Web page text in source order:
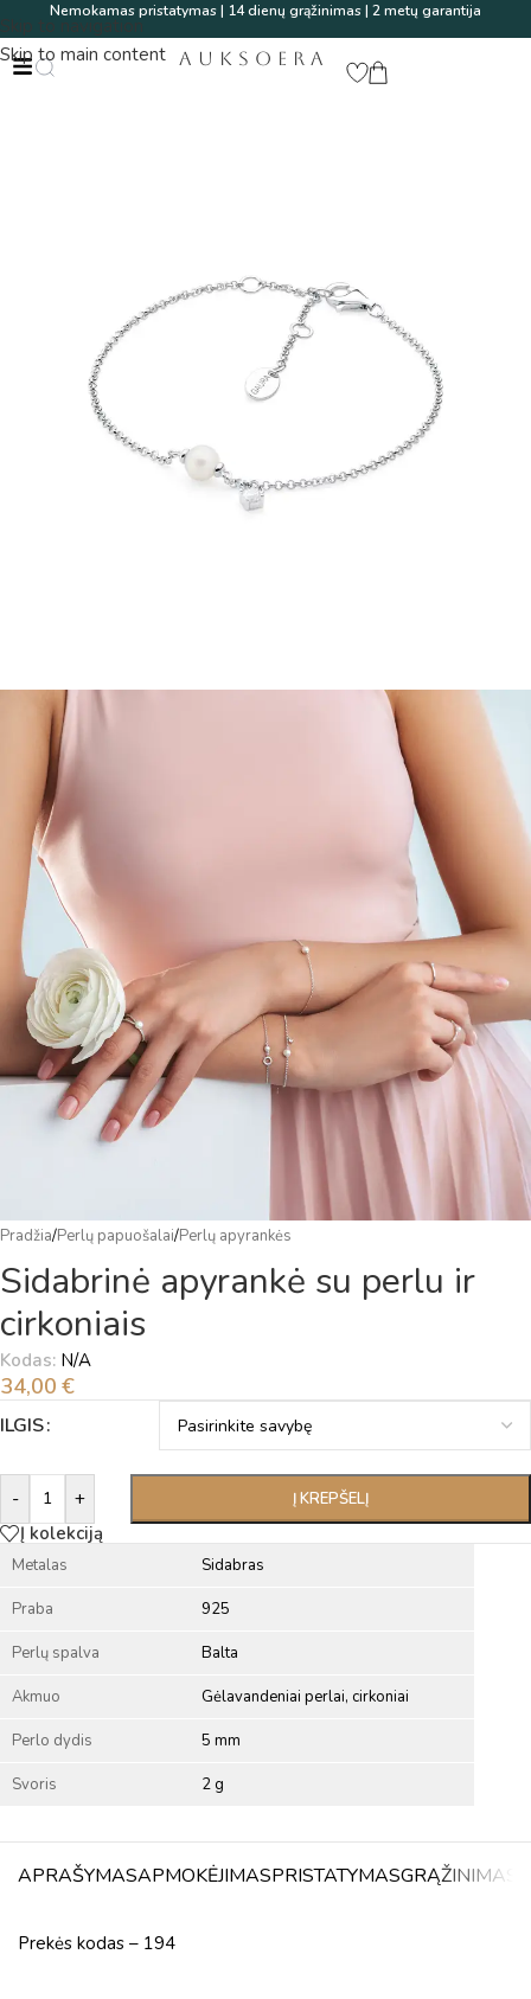
Skip to navigation
Skip to main content
Nemokamas pristatymas | 14 dienų grąžinimas | 2 metų garantija
AUKSOERA
Pradžia/Perlų papuošalai/Perlų apyrankės
Sidabrinė apyrankė su perlu ir
cirkoniais
Kodas: N/A
34,00 €
ILGIS
- + Į KREPŠELĮ
Alternative:
Į kolekciją
Metalas Sidabras
Praba 925
Perlų spalva Balta
Akmuo Gėlavandeniai perlai, cirkoniai
Perlo dydis 5 mm
Svoris 2 g
APRAŠYMASAPMOKĖJIMASPRISTATYMASGRĄŽINIMAS
Prekės kodas – 194